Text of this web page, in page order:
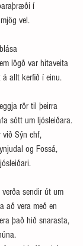
í
vel.
lögð var hitaveita
allt kerfið í einu.
rör til þeirra
sótt um ljósleiðara.
við Sýn ehf,
og Fossá,
sendir út um
að vera með en
það hið snarasta,